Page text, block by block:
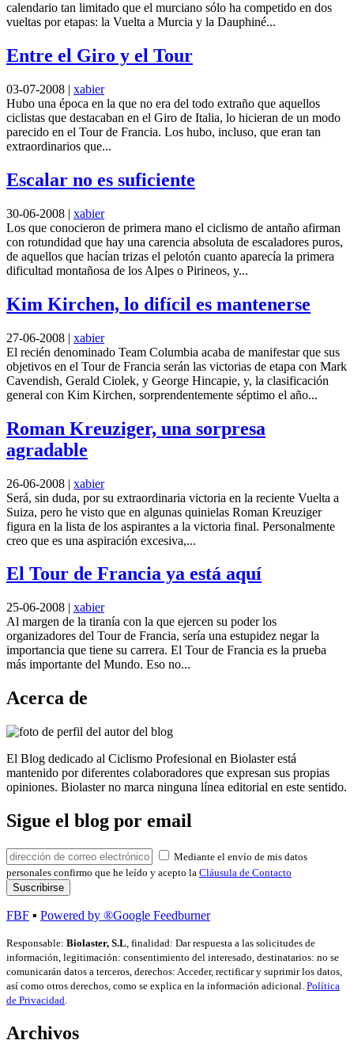
calendario tan limitado que el murciano sólo ha competido en dos
vueltas por etapas: la Vuelta a Murcia y la Dauphiné...
Entre el Giro y el Tour
03-07-2008 | xabier
Hubo una época en la que no era del todo extraño que aquellos
ciclistas que destacaban en el Giro de Italia, lo hicieran de un modo
parecido en el Tour de Francia. Los hubo, incluso, que eran tan
extraordinarios que...
Escalar no es suficiente
30-06-2008 | xabier
Los que conocieron de primera mano el ciclismo de antaño afirman
con rotundidad que hay una carencia absoluta de escaladores puros,
de aquellos que hacían trizas el pelotón cuanto aparecía la primera
dificultad montañosa de los Alpes o Pirineos, y...
Kim Kirchen, lo difícil es mantenerse
27-06-2008 | xabier
El recién denominado Team Columbia acaba de manifestar que sus
objetivos en el Tour de Francia serán las victorias de etapa con Mark
Cavendish, Gerald Ciolek, y George Hincapie, y, la clasificación
general con Kim Kirchen, sorprendentemente séptimo el año...
Roman Kreuziger, una sorpresa
agradable
26-06-2008 | xabier
Será, sin duda, por su extraordinaria victoria en la reciente Vuelta a
Suiza, pero he visto que en algunas quinielas Roman Kreuziger
figura en la lista de los aspirantes a la victoria final. Personalmente
creo que es una aspiración excesiva,...
El Tour de Francia ya está aquí
25-06-2008 | xabier
Al margen de la tiranía con la que ejercen su poder los
organizadores del Tour de Francia, sería una estupidez negar la
importancia que tiene su carrera. El Tour de Francia es la prueba
más importante del Mundo. Eso no...
Acerca de
El Blog dedicado al Ciclismo Profesional en Biolaster está
mantenido por diferentes colaboradores que expresan sus propias
opiniones. Biolaster no marca ninguna línea editorial en este sentido.
Sigue el blog por email
Mediante el envío de mis datos
personales confirmo que he leído y acepto la Cláusula de Contacto
FBF ▪ Powered by ®Google Feedburner
Responsable: Biolaster, S.L , finalidad: Dar respuesta a las solicitudes de
información, legitimación: consentimiento del interesado, destinatarios: no se
comunicarán datos a terceros, derechos: Acceder, rectificar y suprimir los datos,
así como otros derechos, como se explica en la información adicional. Política
de Privacidad
Archivos